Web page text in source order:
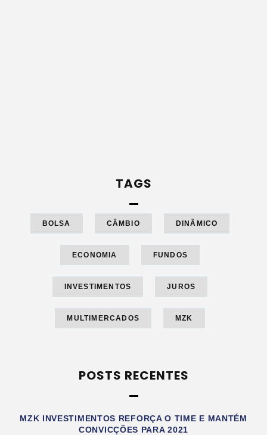
TAGS
BOLSA CÂMBIO DINÂMICO
ECONOMIA FUNDOS
INVESTIMENTOS JUROS
MULTIMERCADOS MZK
POSTS RECENTES
MZK INVESTIMENTOS REFORÇA O TIME E MANTÉM
CONVICÇÕES PARA 2021